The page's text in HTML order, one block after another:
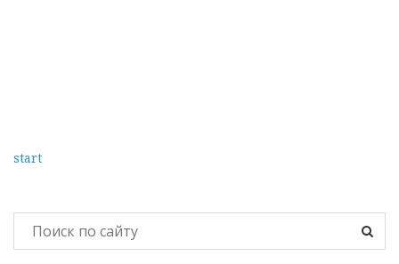
start